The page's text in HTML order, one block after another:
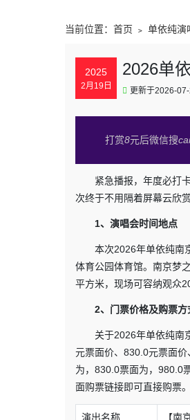
当前位置： 首页 ﹥ 单依纯演
2025
2月19日
2026单
更新于2026-
打赏8元后微信搜
紧急播报，年度必打
次终于不用隔着屏幕云欣
1、演唱会时间地点
本次2026年单依纯南
体育公园体育馆。南京梦
平方米，现场可容纳观众
2、门票价格及购票方
关于2026年单依纯南
元票面价、830.0元票面
为，830.0票面为，980.0
面购票链接即可直接购票。
演出名称 【南